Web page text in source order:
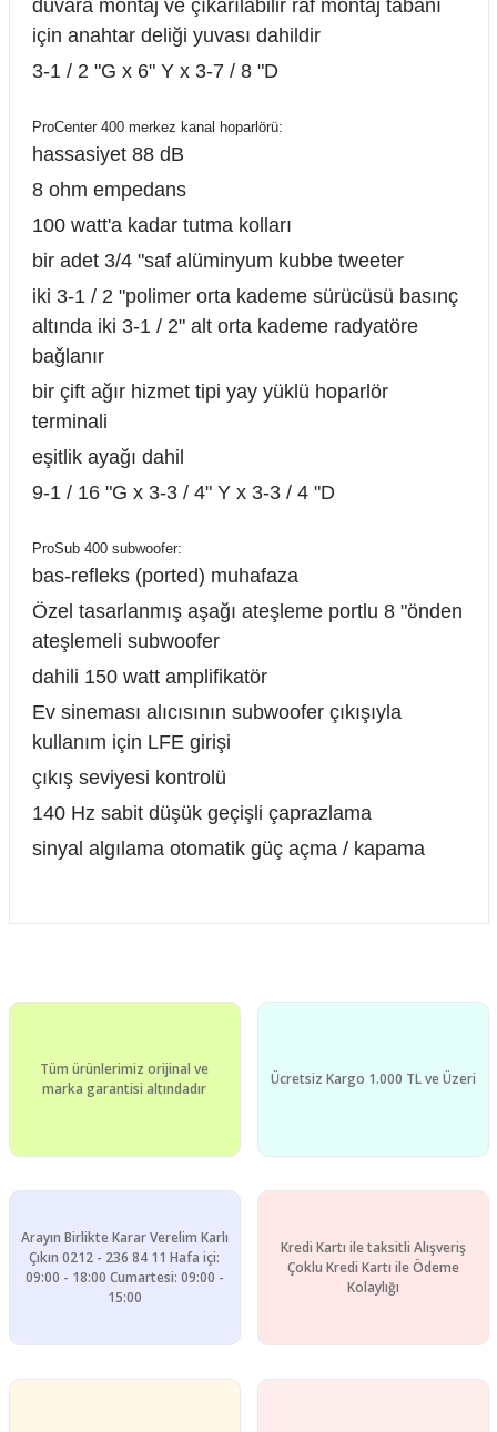
duvara montaj ve çıkarılabilir raf montaj tabanı
için anahtar deliği yuvası dahildir
3-1 / 2 "G x 6" Y x 3-7 / 8 "D
ProCenter 400 merkez kanal hoparlörü:
hassasiyet 88 dB
8 ohm empedans
100 watt'a kadar tutma kolları
bir adet 3/4 "saf alüminyum kubbe tweeter
iki 3-1 / 2 "polimer orta kademe sürücüsü basınç
altında iki 3-1 / 2" alt orta kademe radyatöre
bağlanır
bir çift ağır hizmet tipi yay yüklü hoparlör
terminali
eşitlik ayağı dahil
9-1 / 16 "G x 3-3 / 4" Y x 3-3 / 4 "D
ProSub 400 subwoofer:
bas-refleks (ported) muhafaza
Özel tasarlanmış aşağı ateşleme portlu 8 "önden
ateşlemeli subwoofer
dahili 150 watt amplifikatör
Ev sineması alıcısının subwoofer çıkışıyla
kullanım için LFE girişi
çıkış seviyesi kontrolü
140 Hz sabit düşük geçişli çaprazlama
sinyal algılama otomatik güç açma / kapama
Görüş ve önerileriniz için teşekkür ederiz.
Ürün resmi kalitesiz, bozuk veya görüntülenemiyor.
Tüm ürünlerimiz orijinal ve
marka garantisi altındadır
Ücretsiz Kargo 1.000 TL ve Üzeri
Arayın Birlikte Karar Verelim Karlı
Çıkın 0212 - 236 84 11 Hafa içi:
09:00 - 18:00 Cumartesi: 09:00 -
15:00
Kredi Kartı ile taksitli Alışveriş
Çoklu Kredi Kartı ile Ödeme
Kolaylığı